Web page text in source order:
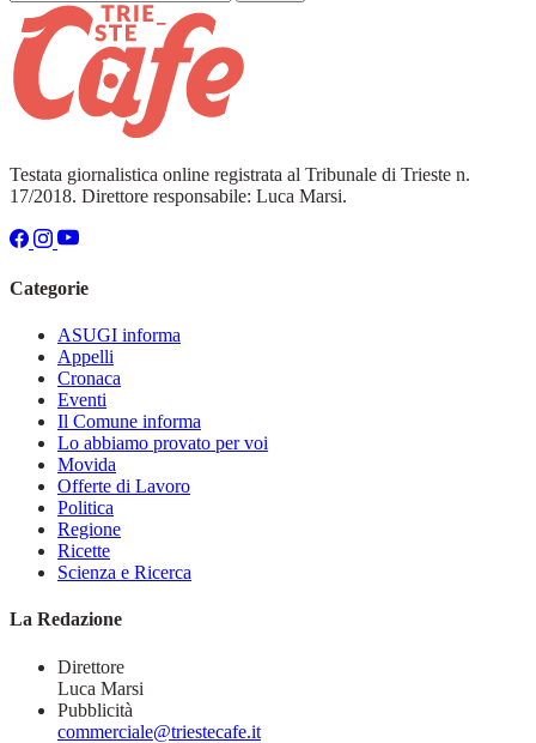
Testata giornalistica online registrata al Tribunale di Trieste n.
17/2018. Direttore responsabile: Luca Marsi.
Categorie
ASUGI informa
Appelli
Cronaca
Eventi
Il Comune informa
Lo abbiamo provato per voi
Movida
Offerte di Lavoro
Politica
Regione
Ricette
Scienza e Ricerca
La Redazione
Direttore
Luca Marsi
Pubblicità
commerciale@triestecafe.it